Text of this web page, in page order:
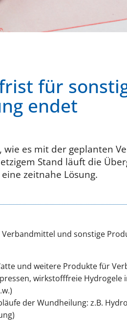
für
endet
es mit der geplanten
Stand läuft die
zeitnahe Lösung.
und sonstige
und weitere Produkte für
wirkstofffreie Hydrogele
der Wundheilung: z.B.